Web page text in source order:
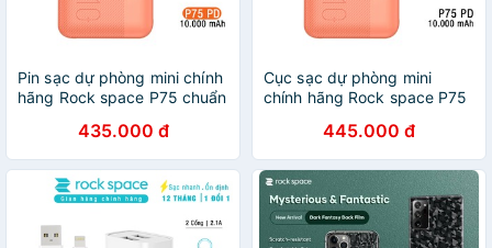
Pin sạc dự phòng mini chính
hãng Rock space P75 chuẩn
cho iPhone, samsung,oppo,
vsmax
435.000 đ
Cục sạc dự phòng mini
chính hãng Rock space P75
iPhone, Samsung dung
lượng thực 10.000 mAh
445.000 đ